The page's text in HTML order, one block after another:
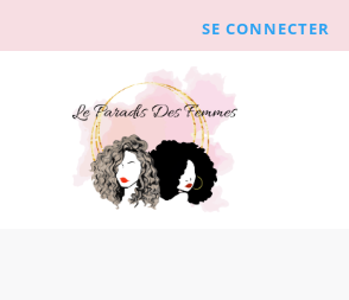
SE CONNECTER